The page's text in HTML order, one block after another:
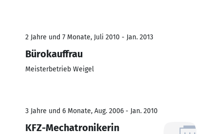
2 Jahre und 7 Monate, Juli 2010 - Jan. 2013
Bürokauffrau
Meisterbetrieb Weigel
3 Jahre und 6 Monate, Aug. 2006 - Jan. 2010
KFZ-Mechatronikerin